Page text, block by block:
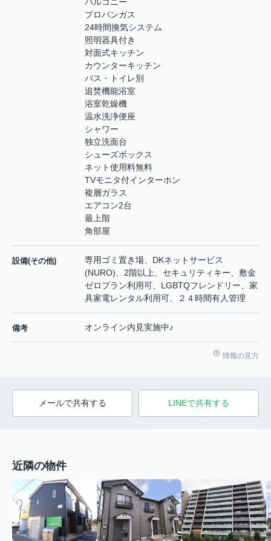
プロパンガス
24時間換気システム
照明器具付き
対面式キッチン
カウンターキッチン
バス・トイレ別
追焚機能浴室
浴室乾燥機
温水洗浄便座
シャワー
独立洗面台
シューズボックス
ネット使用料無料
TVモニタ付インターホン
複層ガラス
エアコン2台
最上階
角部屋
設備(その他)
専用ゴミ置き場、DKネットサービス
(NURO)、2階以上、セキュリティキー、敷金
ゼロプラン利用可、LGBTQフレンドリー、家
具家電レンタル利用可、２４時間有人管理
備考 オンライン内見実施中♪
情報の見方
メールで共有する LINEで共有する
近隣の物件